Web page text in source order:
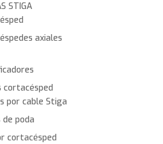
STIGA
axiales
cortacésped
por cable Stiga
de poda
cortacésped